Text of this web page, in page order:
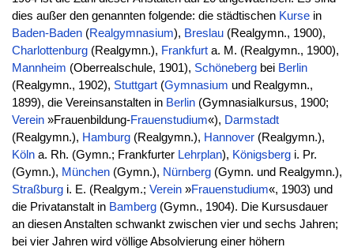
dies außer den genannten folgende: die städtischen Kursein
Baden-Baden(Realgymnasium), Breslau(Realgymn., 1900),
Charlottenburg(Realgymn.), Frankfurta. M. (Realgymn., 1900),
Mannheim (Oberrealschule, 1901), Schönebergbei Berlin
(Realgymn., 1902), Stuttgart(Gymnasium und Realgymn.,
1899), die Vereinsanstalten in Berlin(Gymnasialkursus, 1900;
Verein»Frauenbildung-Frauenstudium«), Darmstadt
(Realgymn.), Hamburg(Realgymn.), Hannover(Realgymn.),
Kölna. Rh. (Gymn.; Frankfurter Lehrplan), Königsbergi. Pr.
(Gymn.), München(Gymn.), Nürnberg(Gymn. und Realgymn.),
Straßburgi. E. (Realgym.; Verein»Frauenstudium«, 1903) und
die Privatanstalt in Bamberg(Gymn., 1904). Die Kursusdauer
an diesen Anstalten schwankt zwischen vier und sechs Jahren;
bei vier Jahren wird völlige Absolvierung einer höhern